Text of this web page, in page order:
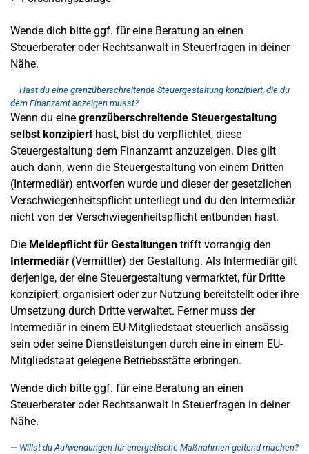
Wende dich bitte ggf. für eine Beratung an einen
Steuerberater oder Rechtsanwalt in Steuerfragen in deiner
Nähe.
Hast du eine grenzüberschreitende Steuergestaltung konzipiert, die du
dem Finanzamt anzeigen musst?
Wenn du eine grenzüberschreitende Steuergestaltung
selbst konzipierthast, bist du verpflichtet, diese
Steuergestaltung dem Finanzamt anzuzeigen. Dies gilt
auch dann, wenn die Steuergestaltung von einem Dritten
(Intermediär) entworfen wurde und dieser der gesetzlichen
Verschwiegenheitspflicht unterliegt und du den Intermediär
nicht von der Verschwiegenheitspflicht entbunden hast.
Die Meldepflicht für Gestaltungen trifft vorrangig den
Intermediär (Vermittler) der Gestaltung. Als Intermediär gilt
derjenige, der eine Steuergestaltung vermarktet, für Dritte
konzipiert, organisiert oder zur Nutzung bereitstellt oder ihre
Umsetzung durch Dritte verwaltet. Ferner muss der
Intermediär in einem EU-Mitgliedstaat steuerlich ansässig
sein oder seine Dienstleistungen durch eine in einem EU-
Mitgliedstaat gelegene Betriebsstätte erbringen.
Wende dich bitte ggf. für eine Beratung an einen
Steuerberater oder Rechtsanwalt in Steuerfragen in deiner
Nähe.
Willst du Aufwendungen für energetische Maßnahmen geltend machen?